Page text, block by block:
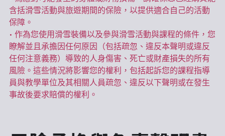
含括滑雪活動與旅遊期間的保險，以提供適合自己的活動
保障。
• 作為您使用滑雪裝備以及參與滑雪活動與課程的條件，您
瞭解並且承擔因任何原因（包括疏忽、違反本聲明或違反
任何注意義務）導致的人身傷害、死亡或財產損失的所有
風險。這些情況將影響您的權利，包括起訴您的課程指導
員與教學單位及其相關人員疏忽、違反以下聲明或在發生
事故後要求賠償的權利。